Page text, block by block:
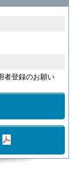
者登録のお願い